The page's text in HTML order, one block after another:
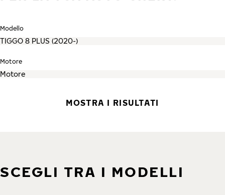
Modello
Motore
MOSTRA I RISULTATI
SCEGLI TRA I MODELLI